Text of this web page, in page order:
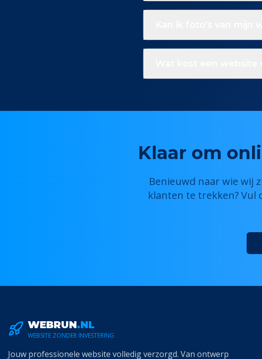
Klaar om
Benieuwd naar wie wij
klanten te trekken?
WEBRUN.NL
WEBSITE ZONDER INVESTERING
Jouw professionele website volledig verzorgd. Van ontwerp